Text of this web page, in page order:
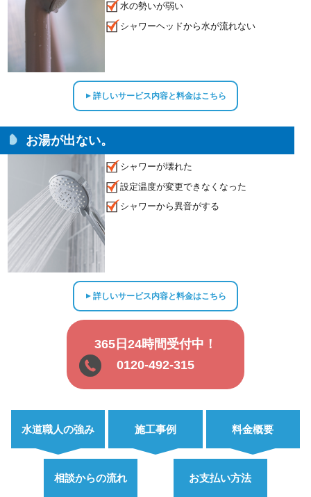
水の勢いが弱い
シャワーヘッドから水が流れない
▲詳しいサービス内容と料金はこちら
お湯が出ない。
シャワーが壊れた
設定温度が変更できなくなった
シャワーから異音がする
▲詳しいサービス内容と料金はこちら
365日24時間受付中！
0120-492-315
水道職人の強み 施工事例 料金概要
相談からの流れ お支払い方法